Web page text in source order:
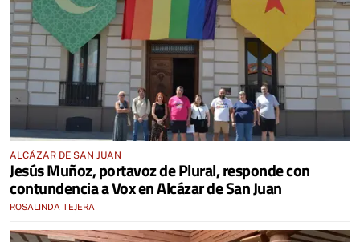
ALCÁZAR DE SAN JUAN
Jesús Muñoz, portavoz de Plural, responde con
contundencia a Vox en Alcázar de San Juan
ROSALINDA TEJERA